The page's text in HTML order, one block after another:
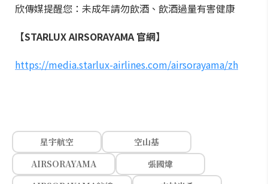
欣傳媒提醒您：未成年請勿飲酒、飲酒過量有害健康
【STARLUX AIRSORAYAMA 官網】
https://media.starlux-airlines.com/airsorayama/zh
星宇航空
空山基
AIRSORAYAMA
張國煒